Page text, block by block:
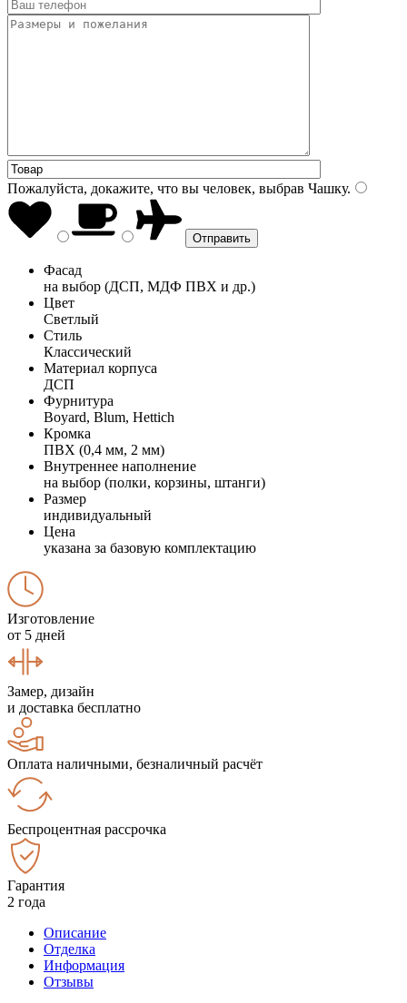
Пожалуйста, докажите, что вы человек, выбрав Чашку.
Фасад
на выбор (ДСП, МДФ ПВХ и др.)
Цвет
Светлый
Стиль
Классический
Материал корпуса
ДСП
Фурнитура
Boyard, Blum, Hettich
Кромка
ПВХ (0,4 мм, 2 мм)
Внутреннее наполнение
на выбор (полки, корзины, штанги)
Размер
индивидуальный
Цена
указана за базовую комплектацию
Изготовление
от 5 дней
Замер, дизайн
и доставка бесплатно
Оплата наличными, безналичный расчёт
Беспроцентная рассрочка
Гарантия
2 года
Описание
Отделка
Информация
Отзывы